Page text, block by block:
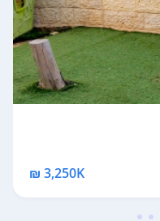
3,250K ₪